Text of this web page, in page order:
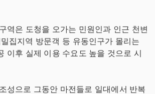
역은 도청을 오가는 민원인과 인근 천변
집지역 방문객 등 유동인구가 몰리는
이후 실제 이용 수요도 높을 것으로 시
성으로 그동안 마전들로 일대에서 반복